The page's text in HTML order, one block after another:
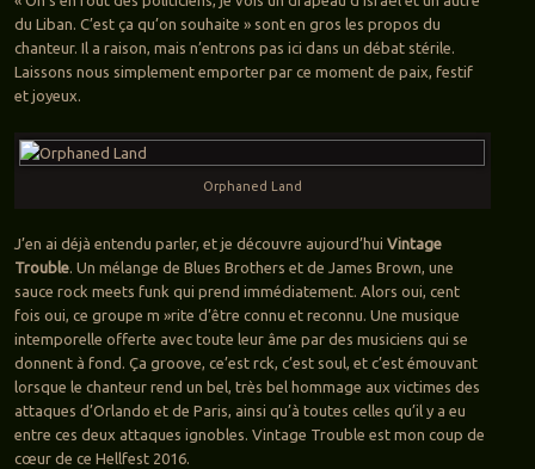
du Liban. C’est ça qu’on souhaite » sont en gros les propos du
chanteur. Il a raison, mais n’entrons pas ici dans un débat stérile.
Laissons nous simplement emporter par ce moment de paix, festif
et joyeux.
Orphaned Land
J’en ai déjà entendu parler, et je découvre aujourd’hui Vintage
Trouble. Un mélange de Blues Brothers et de James Brown, une
sauce rock meets funk qui prend immédiatement. Alors oui, cent
fois oui, ce groupe m »rite d’être connu et reconnu. Une musique
intemporelle offerte avec toute leur âme par des musiciens qui se
donnent à fond. Ça groove, ce’est rck, c’est soul, et c’est émouvant
lorsque le chanteur rend un bel, très bel hommage aux victimes des
attaques d’Orlando et de Paris, ainsi qu’à toutes celles qu’il y a eu
entre ces deux attaques ignobles. Vintage Trouble est mon coup de
cœur de ce Hellfest 2016.